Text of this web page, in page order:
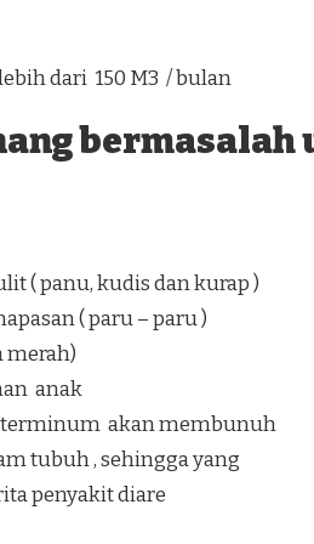
dari 150 M3 / bulan
bermasalah
( panu, kudis dan kurap )
( paru – paru )
merah)
anak
terminum akan membunuh
tubuh , sehingga yang
penyakit diare